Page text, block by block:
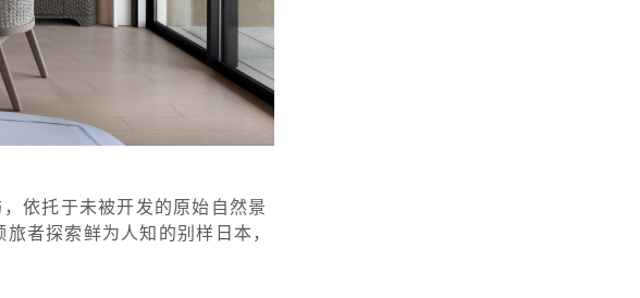
依托于未被开发的原始自然景
者探索鲜为人知的别样日本，